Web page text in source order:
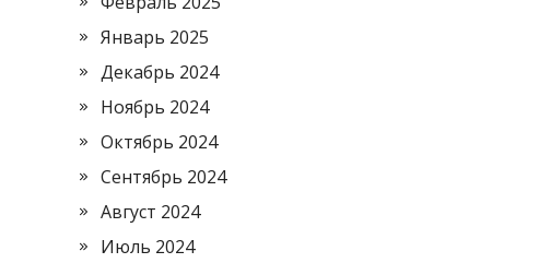
Январь 2025
Декабрь 2024
Ноябрь 2024
Октябрь 2024
Сентябрь 2024
Август 2024
Июль 2024